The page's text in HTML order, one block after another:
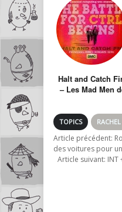
Halt and Catch
– Les Mad Men
80’s
TOPICS
Article précédent:
des voitures pour
Article suivant: INT